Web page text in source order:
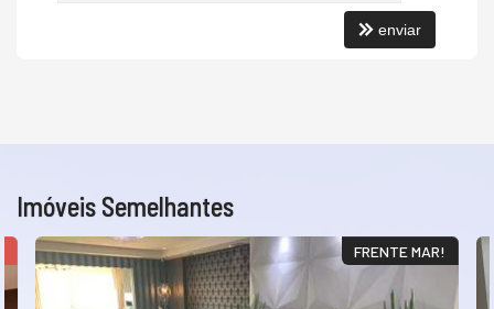
enviar
Imóveis Semelhantes
FRENTE MAR!